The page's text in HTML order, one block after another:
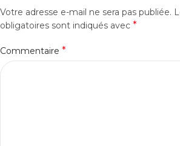
Votre adresse e-mail ne sera pas publiée.
obligatoires sont indiqués avec *
Commentaire *